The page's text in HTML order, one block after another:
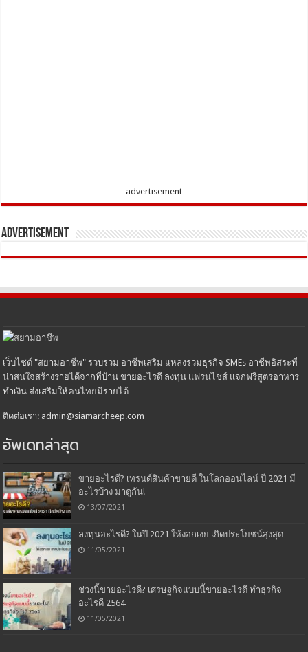
advertisement
Advertisement
เว็บไซต์ "สยามอาชีพ" รวบรวม อาชีพเสริม แหล่งรวมธุรกิจ SMEs อาชีพอิสระที่
น่าสนใจสร้างรายได้จากที่บ้าน ขายอะไรดี ลงทุน แฟรนไชส์ แจกฟรีสูตรอาหาร
ทำเงิน ส่งเสริมให้คนไทยมีรายได้
ติดต่อเรา: admin@siamarcheep.com
อัพเดทล่าสุด
ขายอะไรดี? เทรนด์สินค้าขายดี ในโลกออนไลน์ ปี 2021 มี
อะไรบ้าง มาดูกัน!
13/07/2021
ลงทุนอะไรดี? ในปี 2021 ให้งอกเงย เกิดประโยชน์สุงสุด
11/05/2021
ช่วงนี้ขายอะไรดี? เศรษฐกิจแบบนี้ขายอะไรดี ทำธุรกิจ
อะไรดี 2564
11/05/2021